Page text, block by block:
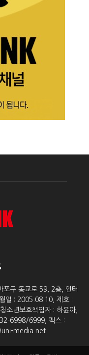
포구 동교로 59, 2층, 인터
일 : 2005.08.10, 제호 :
소년보호책임자 : 하윤아,
6998/6999, 팩스 :
media.net